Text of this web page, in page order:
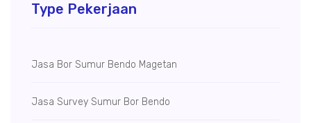
Type Pekerjaan
Jasa Bor Sumur Bendo Magetan
Jasa Survey Sumur Bor Bendo